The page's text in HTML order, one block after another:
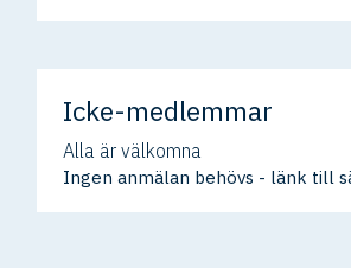
Icke-medlemmar
Alla är välkomna
Ingen anmälan behövs - länk till